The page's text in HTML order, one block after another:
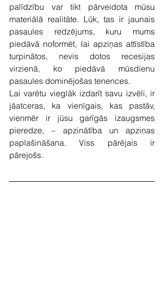
palīdzību var tikt pārveidota mūsu
materiālā realitāte. Lūk, tas ir jaunais
pasaules redzējums, kuru mums
piedāvā noformēt, lai apziņas attīstība
turpinātos, nevis dotos recesijas
virzienā, ko piedāvā mūsdienu
pasaules dominējošas tenences.
Lai varētu vieglāk izdarīt savu izvēli, ir
jāatceras, ka vienīgais, kas pastāv,
vienmēr ir jūsu garīgās izaugsmes
pieredze, – apzinātība un apziņas
paplašināšana. Viss pārējais ir
pārejošs.